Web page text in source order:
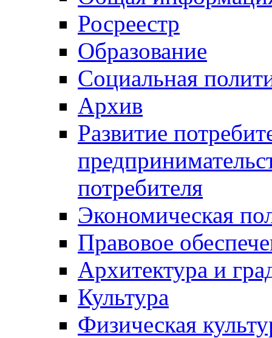
Росреестр
Образование
Социальная
Архив
Развитие
потребителя
Экономическая
Правовое
Архитектура и
Культура
Физическая